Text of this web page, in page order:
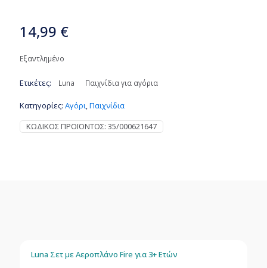
14,99 €
Εξαντλημένο
Ετικέτες: Luna Παιχνίδια για αγόρια
Κατηγορίες: Αγόρι Παιχνίδια
ΚΩΔΙΚΌΣ ΠΡΟΪΌΝΤΟΣ: 35/000621647
Luna Σετ με Αεροπλάνο Fire για 3+ Ετών